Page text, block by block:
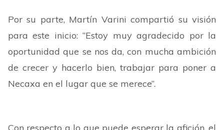
Por su parte, Martín Varini compartió su visión
para este inicio: “Estoy muy agradecido por la
oportunidad que se nos da, con mucha ambición
de crecer y hacerlo bien, trabajar para poner a
Necaxa en el lugar que se merece”.